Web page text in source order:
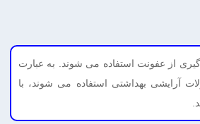
از عفونت استفاده می شوند. به عبارت
آرایشی بهداشتی استفاده می شوند، با